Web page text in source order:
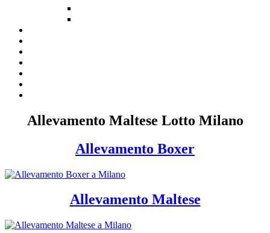
Allevamento Maltese Lotto Milano
Allevamento Boxer
Allevamento Maltese